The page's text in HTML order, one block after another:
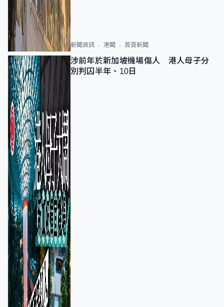
新聞資訊 港聞 首頁新聞
涉前年於新加坡機場傷人 港人母子分
別判囚半年、10日